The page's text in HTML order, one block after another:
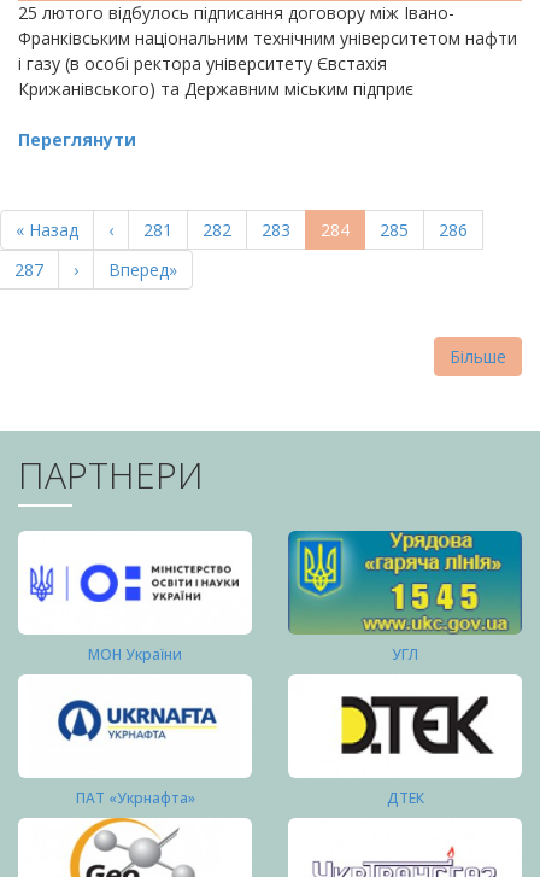
25 лютого відбулось підписання договору між Івано-
Франківським національним технічним університетом нафти
і газу (в особі ректора університету Євстахія
Крижанівського) та Державним міським підприє
Переглянути
НА
СТОРІНКИ
Перша
сторінка
« Назад
Попередня
сторінка
‹ Page
281 Page
282 Page
283
Поточна
сторінка
284 Page
285 Page
286
Page
287
Наступна
сторінка
›
Остання
сторінка
Вперед»
Більше
ПАРТНЕРИ
МОН України УГЛ
ПАТ «Укрнафта» ДТЕК